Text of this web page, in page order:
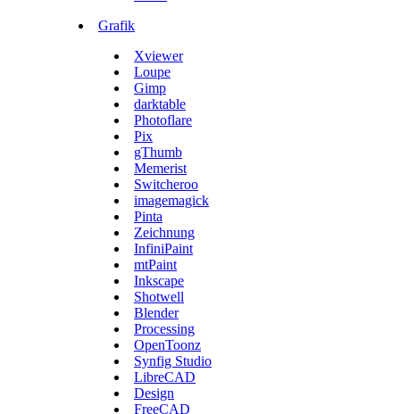
Grafik
Xviewer
Loupe
Gimp
darktable
Photoflare
Pix
gThumb
Memerist
Switcheroo
imagemagick
Pinta
Zeichnung
InfiniPaint
mtPaint
Inkscape
Shotwell
Blender
Processing
OpenToonz
Synfig Studio
LibreCAD
Design
FreeCAD